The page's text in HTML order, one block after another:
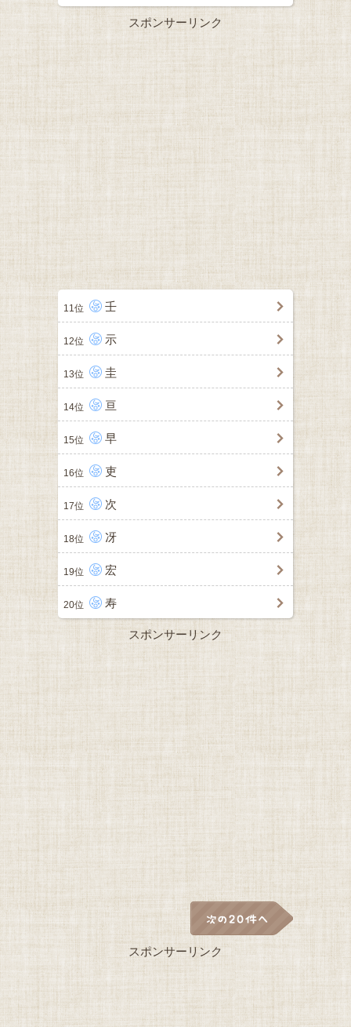
スポンサーリンク
11位 壬
12位 示
13位 圭
14位 亘
15位 早
16位 吏
17位 次
18位 冴
19位 宏
20位 寿
スポンサーリンク
スポンサーリンク